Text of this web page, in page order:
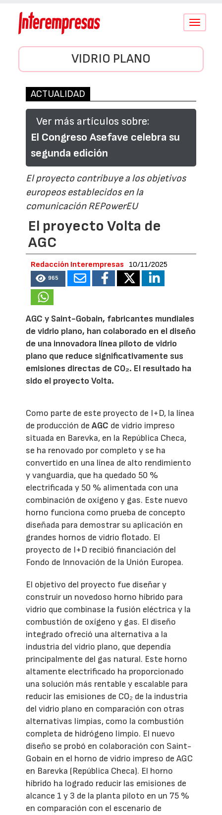
Conmutar
VIDRIO PLANO
ACTUALIDAD
Ver más artículos sobre:
El Congreso Asefave celebra su
segunda edición
El proyecto contribuye a los objetivos
europeos establecidos en la
comunicación REPowerEU
El proyecto Volta de
AGC
Redacción Interempresas 10/11/2025
965
AGC y Saint-Gobain, fabricantes mundiales
de vidrio plano, han colaborado en el diseño
de una innovadora línea piloto de vidrio
plano que reduce significativamente sus
emisiones directas de CO₂. El resultado ha
sido el proyecto Volta.
Como parte de este proyecto de I+D, la línea
de producción de AGC de vidrio impreso
situada en Barevka, en la República Checa,
se ha renovado por completo y se ha
convertido en una línea de alto rendimiento
y vanguardia, que ha quedado 50 %
electrificada y 50 % alimentada con una
combinación de oxígeno y gas. Este nuevo
horno funciona como prueba de concepto
diseñada para demostrar su aplicación en
grandes hornos de vidrio flotado. El
proyecto de I+D recibió financiación del
Fondo de Innovación de la Unión Europea.
El objetivo del proyecto fue diseñar y
construir un novedoso horno híbrido para
vidrio que combinase la fusión eléctrica y la
combustión de oxígeno y gas. El diseño
integrado ofreció una alternativa a la
industria del vidrio plano, que dependía
principalmente del gas natural. Este horno
altamente electrificado ha proporcionado
una solución más rentable y escalable para
reducir las emisiones de CO₂ de la industria
del vidrio plano en comparación con otras
alternativas limpias, como la combustión
completa de hidrógeno limpio. El nuevo
diseño se probó en colaboración con Saint-
Gobain en el horno de vidrio impreso de AGC
en Barevka (República Checa). El horno
híbrido ha logrado reducir las emisiones de
alcance 1 y 3 de la planta piloto en un 75 %
en comparación con el escenario de